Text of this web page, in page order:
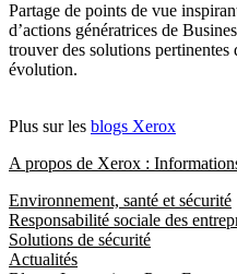
Partage de points de vue
d’actions génératrices de
trouver des solutions pertinentes
évolution.
Plus sur les blogs Xerox
A propos de Xerox :
Environnement, santé et sécurité
Responsabilité sociale des
Solutions de sécurité
Actualités